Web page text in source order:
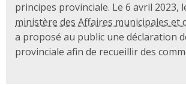
principes provinciale. Le 6 avril 2023,
a proposé au public une déclaration
provinciale afin de recueillir des